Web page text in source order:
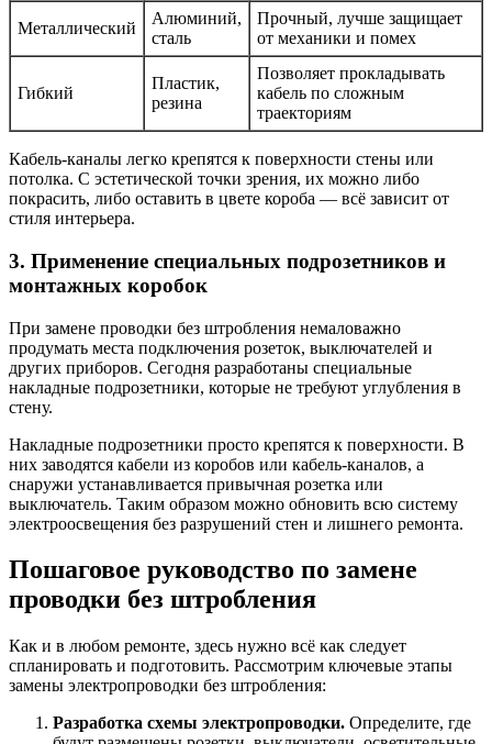
Металлический
Алюминий,
сталь
Прочный, лучше защищает
от механики и помех
Гибкий
Пластик,
резина
Позволяет прокладывать
кабель по сложным
траекториям
Кабель-каналы легко крепятся к поверхности стены или
потолка. С эстетической точки зрения, их можно либо
покрасить, либо оставить в цвете короба — всё зависит от
стиля интерьера.
3. Применение специальных подрозетников и
монтажных коробок
При замене проводки без штробления немаловажно
продумать места подключения розеток, выключателей и
других приборов. Сегодня разработаны специальные
накладные подрозетники, которые не требуют углубления в
стену.
Накладные подрозетники просто крепятся к поверхности. В
них заводятся кабели из коробов или кабель-каналов, а
снаружи устанавливается привычная розетка или
выключатель. Таким образом можно обновить всю систему
электроосвещения без разрушений стен и лишнего ремонта.
Пошаговое руководство по замене
проводки без штробления
Как и в любом ремонте, здесь нужно всё как следует
спланировать и подготовить. Рассмотрим ключевые этапы
замены электропроводки без штробления:
Разработка схемы электропроводки. Определите, где